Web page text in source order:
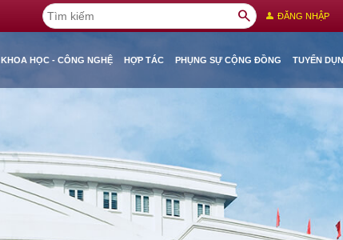
search person ĐĂNG NHẬP
KHOA HỌC - CÔNG NGHỆ HỢP TÁC PHỤNG SỰ CỘNG ĐỒNG TUYỂN